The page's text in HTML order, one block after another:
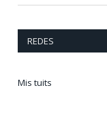
REDES
Mis tuits